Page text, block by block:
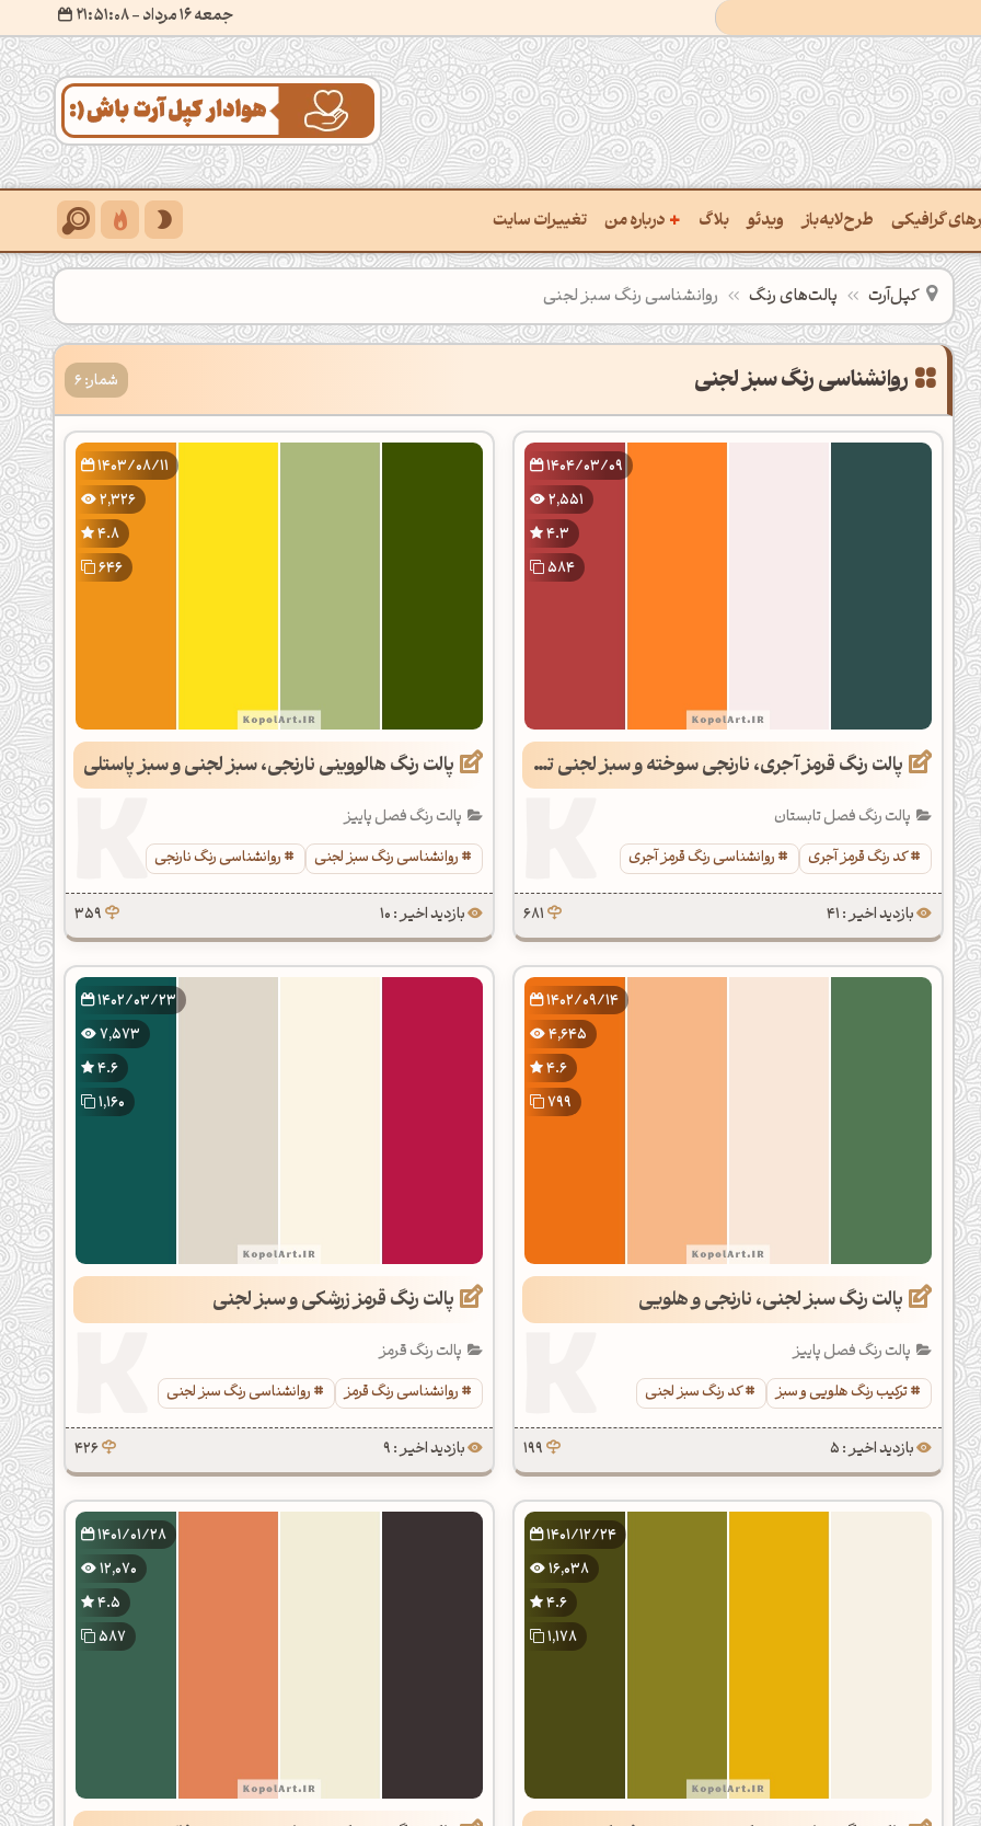
جمعه 16 مرداد
- ۲۱:۵۱:۰۹
گرافیکی
پالت از تصویر
رنگ‌ها باهم
یافتن نام رنگ با کد Hex
استخراج کد رنگ از عکس
ساخت پالت رنگ با هوش‌مصنوعی
کدهای رنگ
یافتن رنگ مکمل
مشاهده تمام ابزارها
طرح‌لایه‌باز ویدئو بلاگ + درباره من
درباره‌من
سفارش پروژه
سوالات متداول‌‌
تغییرات سایت
کپل‌آرت پالت‌های رنگ روانشناسی رنگ سبز لجنی
شمار: 6
1404/03/09
2,551
4.3
584
پالت رنگ قرمز آجری، نارنجی سوخته و سبز لجنی تیره
پالت رنگ فصل تابستان
کد رنگ قرمز آجری
روانشناسی رنگ قرمز آجری
بازدید اخیر : 41 681
1403/08/11
2,326
4.8
646
پالت رنگ هالووینی نارنجی، سبز لجنی و سبز پاستلی
پالت رنگ فصل پاییز
روانشناسی رنگ سبز لجنی
روانشناسی رنگ نارنجی
بازدید اخیر : 10 359
1402/09/14
4,645
4.6
799
پالت رنگ سبز لجنی، نارنجی و هلویی
پالت رنگ فصل پاییز
ترکیب رنگ هلویی و سبز
کد رنگ سبز لجنی
بازدید اخیر : 5 199
1402/03/23
7,573
4.6
1,160
پالت رنگ قرمز زرشکی و سبز لجنی
پالت رنگ قرمز
روانشناسی رنگ قرمز
روانشناسی رنگ سبز لجنی
بازدید اخیر : 9 426
1401/12/24
16,038
4.6
1,178
1401/01/28
12,070
4.5
587